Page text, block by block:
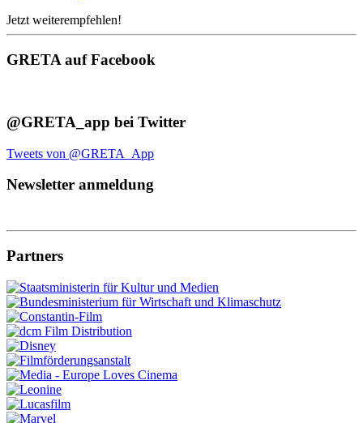
Jetzt weiterempfehlen!
GRETA auf Facebook
@GRETA_app bei Twitter
Tweets von @GRETA_App
Newsletter anmeldung
Partners